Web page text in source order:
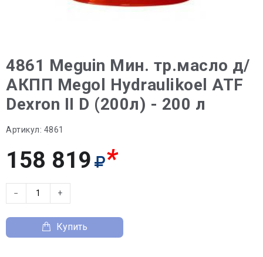
4861 Meguin Мин. тр.масло д/
АКПП Megol Hydraulikoel ATF
Dexron II D (200л) - 200 л
Артикул: 4861
158 819 *
− +
Купить